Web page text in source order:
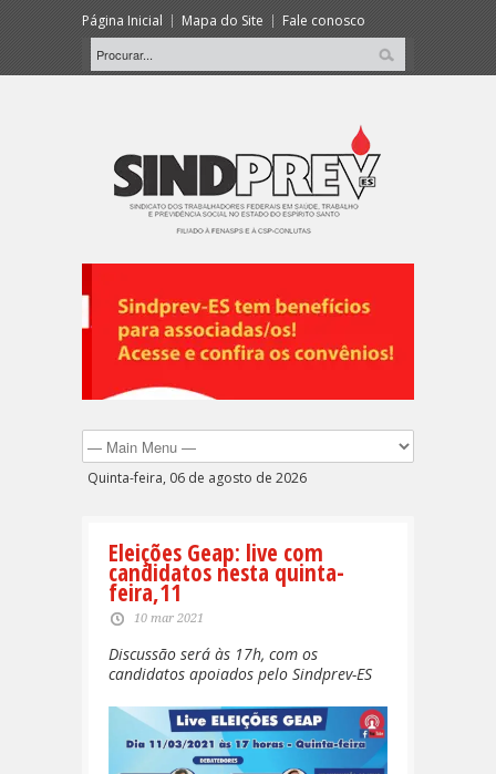
Página Inicial Mapa do Site Fale conosco
Quinta-feira, 06 de agosto de 2026
Eleições Geap: live com
candidatos nesta quinta-
feira,11
10 mar 2021
Discussão será às 17h, com os
candidatos apoiados pelo Sindprev-ES